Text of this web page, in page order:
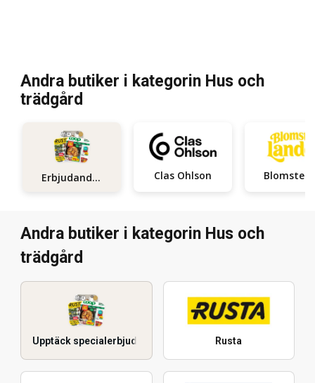
Andra butiker i kategorin Hus och
trädgård
Erbjudanden Clas Ohlson
Andra butiker i kategorin Hus och
trädgård
Upptäck specialerbjudanden Rusta